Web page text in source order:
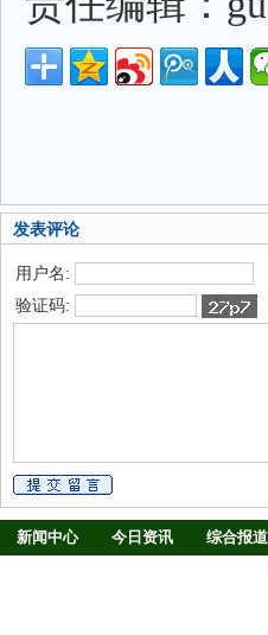
发表评论
用户名:
验证码:
新闻中心 今日资讯 综合报道